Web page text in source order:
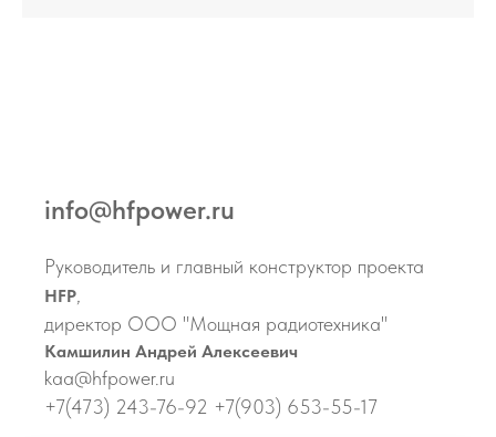
info@hfpower.ru
Руководитель и главный конструктор проекта
HFP
директор ООО "Мощная радиотехника"
Камшилин Андрей Алексеевич
kaa@hfpower.ru
+7(473) 243-76-92 +7(903) 653-55-17